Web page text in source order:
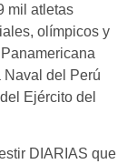
mil atletas
olímpicos y
del Perú
Ejército del
DIARIAS que